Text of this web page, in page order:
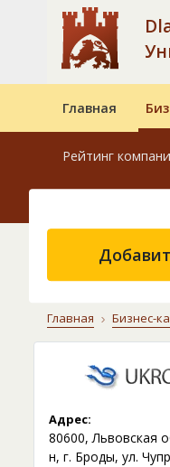
Главная
Рейтинг
Главная Бизнес-
Адрес:
80600, Львовская
н, г. Броды, ул.